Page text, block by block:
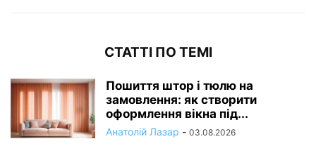
СТАТТІ ПО ТЕМІ
Пошиття штор і тюлю на
замовлення: як створити
оформлення вікна під...
Анатолій Лазар - 03.08.2026